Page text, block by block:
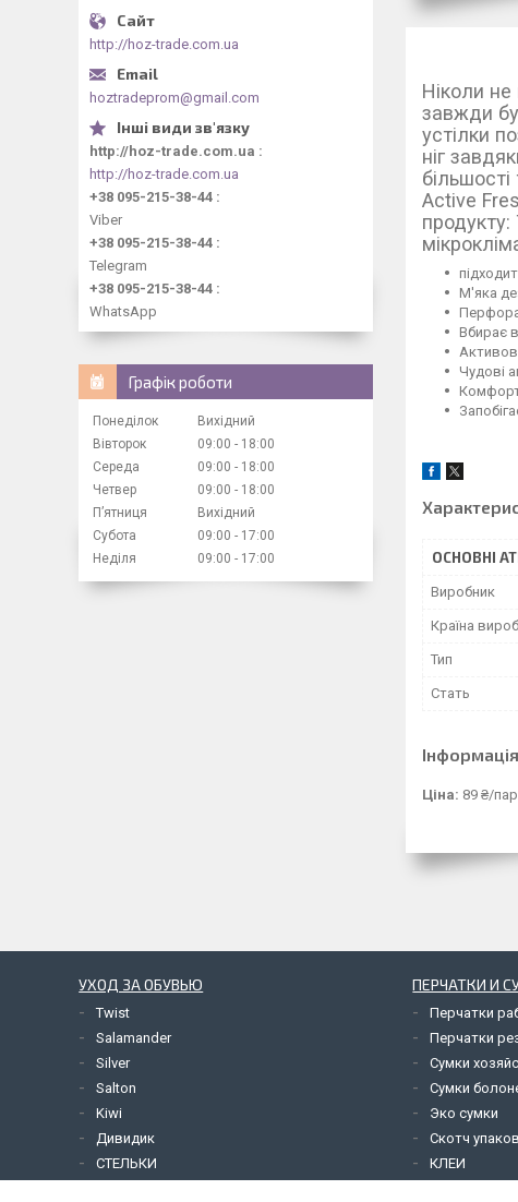
Ніколи
завжди
устілки
ніг
Аctive
М'яка
Вбирає
Чудові
Комфорт
ОСНОВНІ
Виробник
Країна
Тип
Стать
Ціна: 89 ₴/
http://hoz-trade.com.ua
hoztradeprom@gmail.com
http://hoz-trade.com.ua
http://hoz-trade.com.ua
+38 095-215-38-44
Viber
+38 095-215-38-44
Telegram
+38 095-215-38-44
WhatsApp
Графік роботи
Понеділок
Вихідний
Вівторок
09:00
18:00
Середа
09:00
18:00
Четвер
09:00
18:00
Пʼятниця
Вихідний
Субота
09:00
17:00
Неділя
09:00 17:00
УХОД ЗА ОБУВЬЮ
Twist
Salamander
Silver
Salton
Kiwi
Дивидик
СТЕЛЬКИ
ПЕРЧАТКИ И
Перчатки
Перчатки
Сумки
Сумки
Эко сумки
Скотч
КЛЕИ